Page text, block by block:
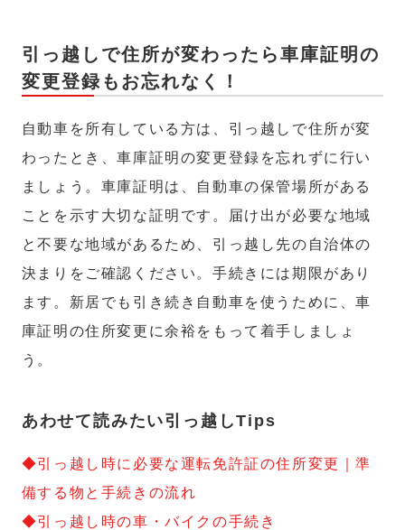
引っ越しで住所が変わったら車庫証明の
変更登録もお忘れなく！
自動車を所有している方は、引っ越しで住所が変
わったとき、車庫証明の変更登録を忘れずに行い
ましょう。車庫証明は、自動車の保管場所がある
ことを示す大切な証明です。届け出が必要な地域
と不要な地域があるため、引っ越し先の自治体の
決まりをご確認ください。手続きには期限があり
ます。新居でも引き続き自動車を使うために、車
庫証明の住所変更に余裕をもって着手しましょ
う。
あわせて読みたい引っ越しTips
◆引っ越し時に必要な運転免許証の住所変更｜準
備する物と手続きの流れ
◆引っ越し時の車・バイクの手続き